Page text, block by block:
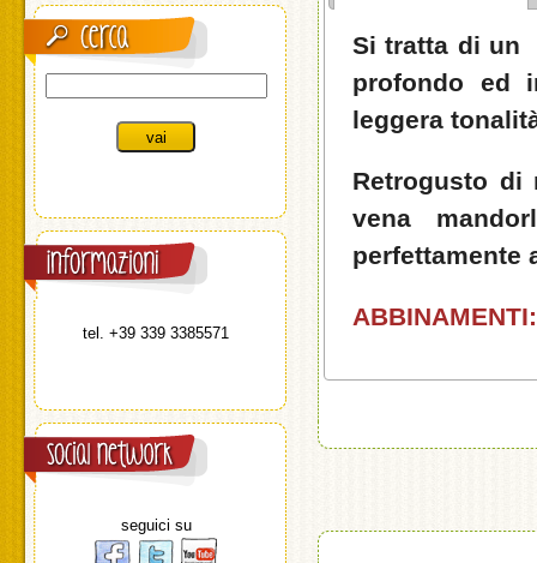
tel. +39 339 3385571
seguici su
Si tratta di un
profondo ed
leggera
Retrogusto
vena
perfettamente
ABBINAMENTI: